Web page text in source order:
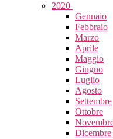
2020
Gennaio
Febbraio
Marzo
Aprile
Maggio
Giugno
Luglio
Agosto
Settembre
Ottobre
Dicembre